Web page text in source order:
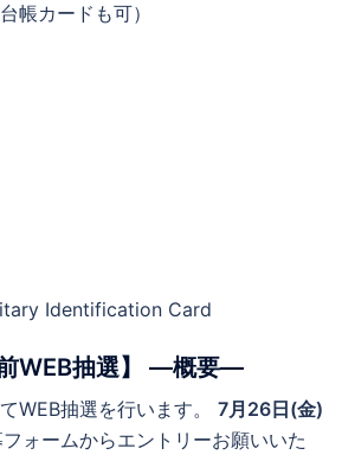
帳カードも可）
Identification Card
前WEB抽選】 ―概要―
WEB抽選を行います。 7月26日(金)
ォームからエントリーお願いいた